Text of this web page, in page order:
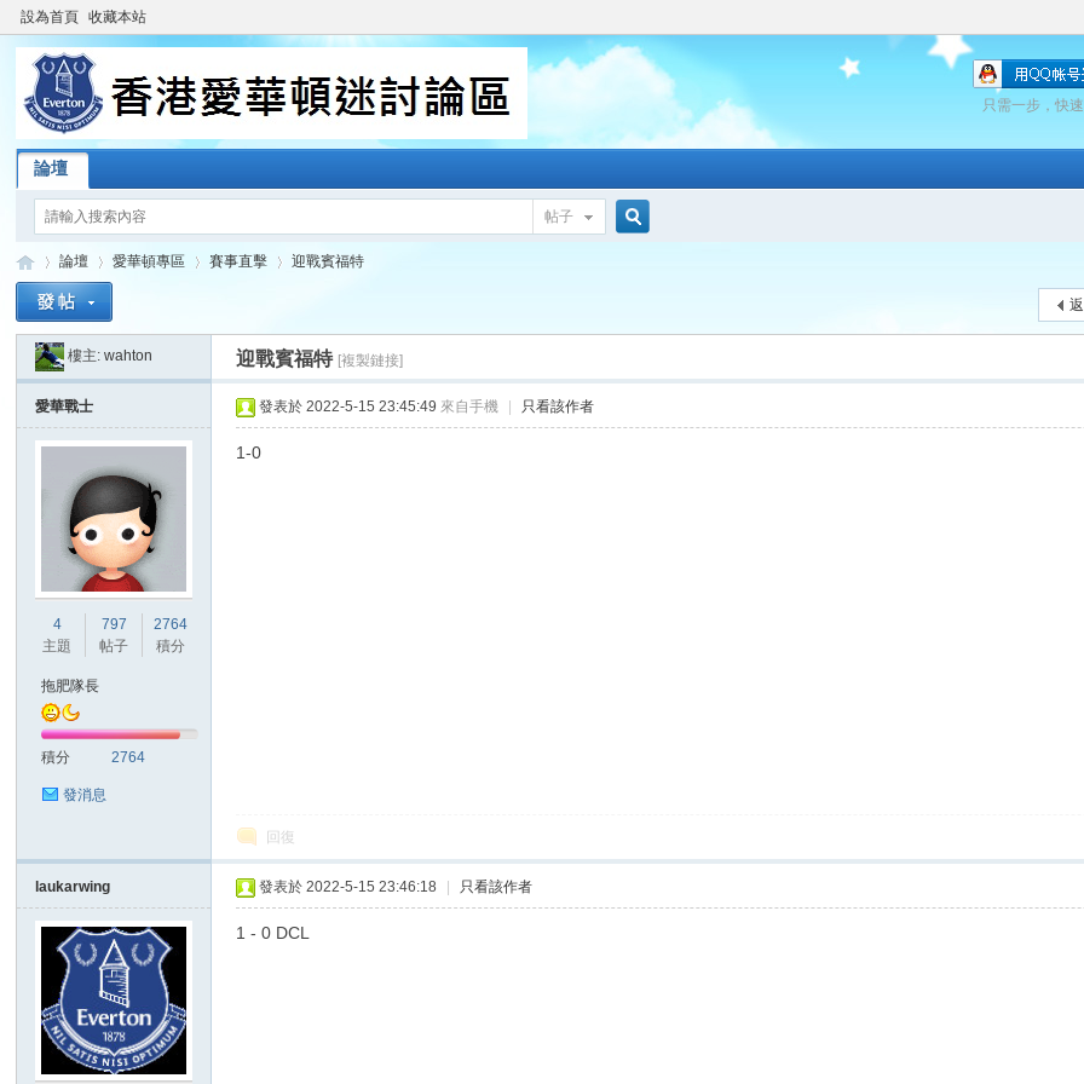
設為首頁 收藏本站
只需一步，快
論壇
帖子
»
論壇
›
愛華頓專區 賽事直擊
›
迎戰賓福特
樓主:wahton 迎戰賓福特 [複製鏈接]
愛華戰士
4
主題
797
帖子
2764
積分
拖肥隊長
積分 2764
發消息
發表於 2022-5-15 23:45:49 來自手機 只看該作者
1-0
回復
laukarwing 發表於 2022-5-15 23:46:18 只看該作者
1 - 0 DCL